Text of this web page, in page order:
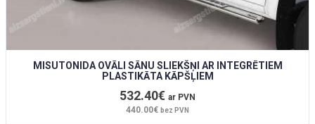
MISUTONIDA OVĀLI SĀNU SLIEKŠŅI AR INTEGRĒTIEM
PLASTIKĀTA KĀPŠĻIEM
532.40€ ar PVN
440.00€ bez PVN